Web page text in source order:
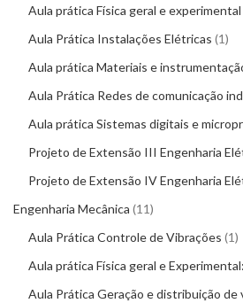
Aula prática Física geral e
Aula Prática Instalações Elétricas 1
Aula prática Materiais e
Aula Prática Redes de comunicação
Aula prática Sistemas digitais e
Projeto de Extensão III Engenharia
Projeto de Extensão IV Engenharia
Engenharia Mecânica 11
Aula Prática Controle de Vibrações 1
Aula prática Física geral e
Aula Prática Geração e distribuição de